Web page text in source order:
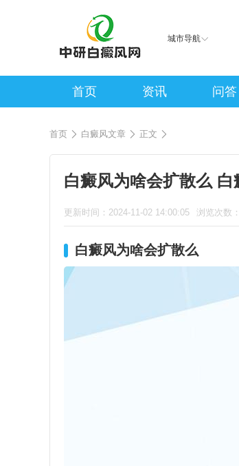
城市导航
首页 资讯 问答
首页 白癜风文章 正文
白癜风为啥会扩散么
更新时间：2024-11-02 14:00:05 浏览次数
白癜风为啥会扩散么